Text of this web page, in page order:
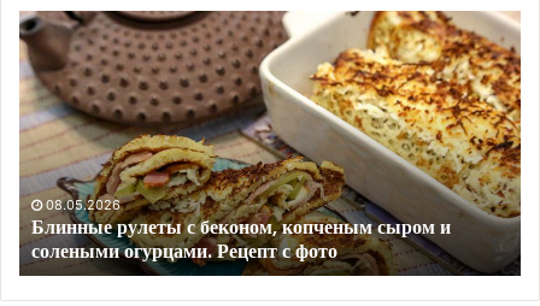
Горячий
шоколад
с
яичным
желтком.
Рецепт
с
фото
09.09.2023
Горячий шоколад с яичным желтком. Рецепт с фото
.
с